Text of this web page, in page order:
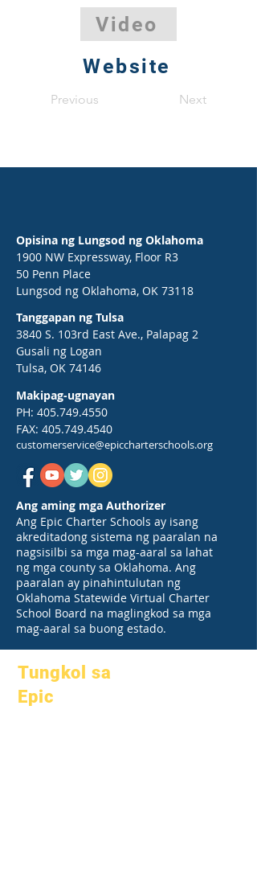
Video
Website
Previous Next
Opisina ng Lungsod ng Oklahoma
1900 NW Expressway, Floor R3
50 Penn Place
Lungsod ng Oklahoma, OK 73118
Tanggapan ng Tulsa
3840 S. 103rd East Ave., Palapag 2
Gusali ng Logan
Tulsa, OK 74146
Makipag-ugnayan
PH: 405.749.4550
FAX: 405.749.4540
customerservice@epiccharterschools.org
Ang aming mga Authorizer
Ang Epic Charter Schools ay isang
akreditadong sistema ng paaralan na
nagsisilbi sa mga mag-aaral sa lahat
ng mga county sa Oklahoma. Ang
paaralan ay pinahintulutan ng
Oklahoma Statewide Virtual Charter
School Board na maglingkod sa mga
mag-aaral sa buong estado.
Tungkol sa
Epic